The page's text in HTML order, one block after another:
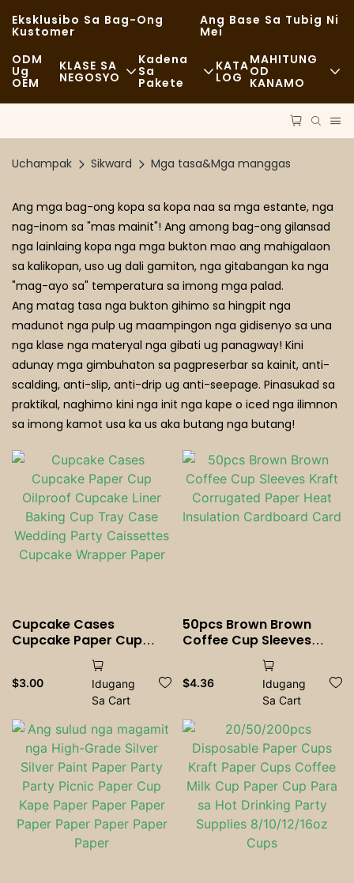
Eksklusibo Sa Bag-Ong
Kustomer
Ang Base Sa Tubig Ni
Mei
ODM
Ug
OEM
KLASE SA
NEGOSYO
Mga Kapehan Ug Mga Tindahan Sa Kapehan
Buffet
Mga Food Truck
Panaderya
Mantikaon Nga Kutsara
Mga Restoran Sa Multo
Kadena
Sa
Pakete
Hilaw Nga Mga Materyales
Transportasyon
Teknolohiya
KATA
LOG
MAHITUNG
OD
KANAMO
Balita
Pagpadayon
FAQS
Blog
Uchampak Sikward Mga tasa&Mga manggas
Ang mga bag-ong kopa sa kopa naa sa mga estante, nga
nag-inom sa "mas mainit"! Ang among bag-ong gilansad
nga lainlaing kopa nga mga bukton mao ang mahigalaon
sa kalikopan, uso ug dali gamiton, nga gitabangan ka nga
"mag-ayo sa" temperatura sa imong mga palad.
Ang matag tasa nga bukton gihimo sa hingpit nga
madunot nga pulp ug maampingon nga gidisenyo sa una
nga klase nga materyal nga gibati ug panagway! Kini
adunay mga gimbuhaton sa pagpreserbar sa kainit, anti-
scalding, anti-slip, anti-drip ug anti-seepage. Pinasukad sa
praktikal, naghimo kini nga init nga kape o iced nga ilimnon
sa imong kamot usa ka us aka butang nga butang!
Cupcake Cases
Cupcake Paper Cup
Oilproof Cupcake Liner
Baking Cup Tray Case
Wedding Party
Caissettes Cupcake
Wrapper Paper
$3.00
Idugang
Sa Cart
50pcs Brown Brown
Coffee Cup Sleeves
Kraft Corrugated Paper
Heat Insulation
Cardboard Card
$4.36
Idugang
Sa Cart